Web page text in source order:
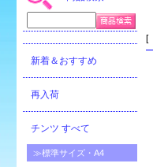
新着＆おすすめ
再入荷
チンツ すべて
≫標準サイズ・A4
[